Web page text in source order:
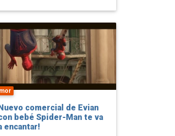
comercial de Evian
bebé Spider-Man te va
encantar!